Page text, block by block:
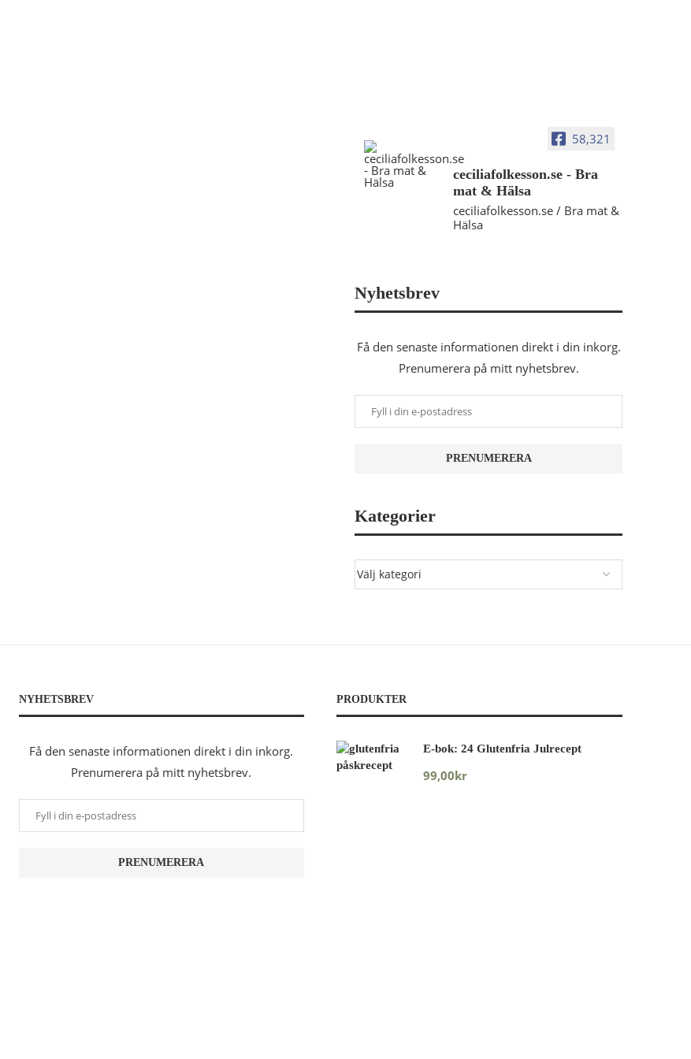
58,321
ceciliafolkesson.se - Bra
mat & Hälsa
ceciliafolkesson.se / Bra mat &
Hälsa
Nyhetsbrev
Få den senaste informationen direkt i din inkorg.
Prenumerera på mitt nyhetsbrev.
Kategorier
NYHETSBREV
Få den senaste informationen direkt i din inkorg.
Prenumerera på mitt nyhetsbrev.
PRODUKTER
E-bok: 24 Glutenfria Julrecept
99,00kr